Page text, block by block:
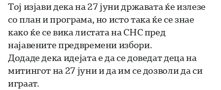
Тој изјави дека на 27 јуни државата ќе излезе
со план и програма, но исто така ќе се знае
како ќе се вика листата на СНС пред
најавените предвремени избори.
Додаде дека идејата е да се доведат деца на
митингот на 27 јуни и да им се дозволи да си
играат.